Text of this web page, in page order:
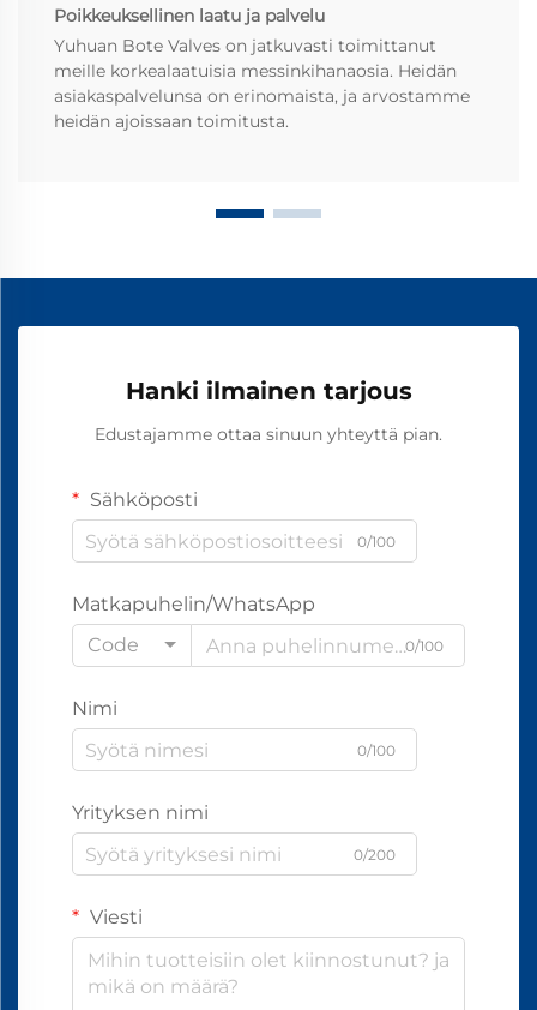
Poikkeuksellinen laatu ja palvelu
Yuhuan Bote Valves on jatkuvasti toimittanut
meille korkealaatuisia messinkihanaosia. Heidän
asiakaspalvelunsa on erinomaista, ja arvostamme
heidän ajoissaan toimitusta.
Hanki ilmainen tarjous
Edustajamme ottaa sinuun yhteyttä pian.
Sähköposti
0/100
Matkapuhelin/WhatsApp
Code
0/100
Nimi
0/100
Yrityksen nimi
0/200
Viesti